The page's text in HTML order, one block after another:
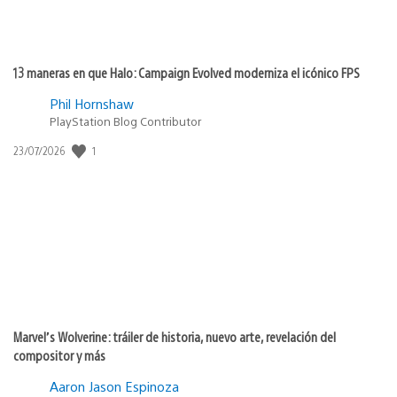
13 maneras en que Halo: Campaign Evolved moderniza el icónico FPS
Phil Hornshaw
PlayStation Blog Contributor
Fecha
23/07/2026 1
Marvel’s Wolverine: tráiler de historia, nuevo arte, revelación del
compositor y más
Aaron Jason Espinoza